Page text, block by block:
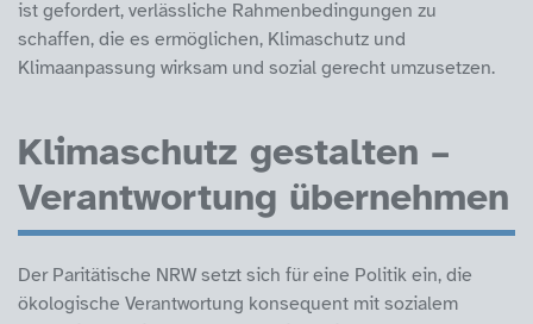
ist gefordert, verlässliche Rahmenbedingungen zu
schaffen, die es ermöglichen, Klimaschutz und
Klimaanpassung wirksam und sozial gerecht umzusetzen.
Klimaschutz gestalten –
Verantwortung übernehmen
Der Paritätische NRW setzt sich für eine Politik ein, die
ökologische Verantwortung konsequent mit sozialem